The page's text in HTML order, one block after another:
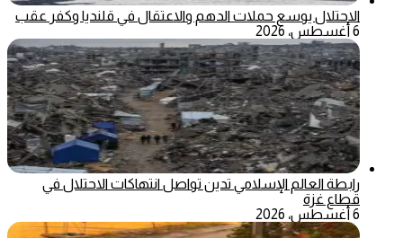
الاحتلال يوسع حملات الدهم والاعتقال في قلنديا وكفر عقب
6 أغسطس، 2026
رابطة العالم الإسلامي تدين تواصل انتهاكات الاحتلال في
قطاع غزة
6 أغسطس، 2026